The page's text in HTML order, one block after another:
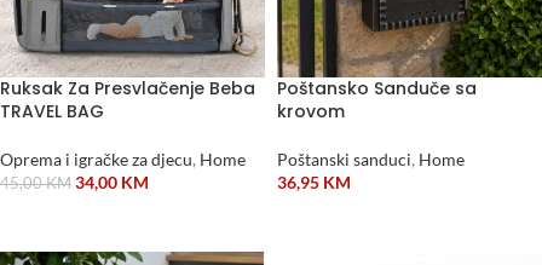
Ruksak Za Presvlačenje Beba
TRAVEL BAG
Oprema i igračke za djecu, Home
45,00KM 34,00 KM
Poštansko Sanduče sa
krovom
Poštanski sanduci, Home
36,95 KM